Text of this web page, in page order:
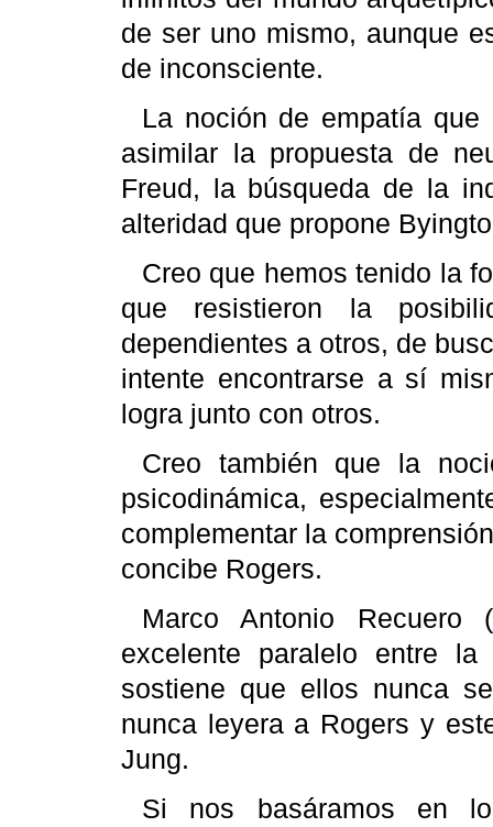
de ser uno mismo, aunque
de inconsciente.
La noción de empatía que
asimilar la propuesta de
Freud, la búsqueda de la
alteridad que propone
Creo que hemos tenido la
que resistieron la
dependientes a otros, de
intente encontrarse a sí
logra junto con otros.
Creo también que la
psicodinámica,
complementar la
concibe Rogers.
Marco Antonio Recuero (
excelente paralelo entre
sostiene que ellos nunca
nunca leyera a Rogers y
Jung.
Si nos basáramos en